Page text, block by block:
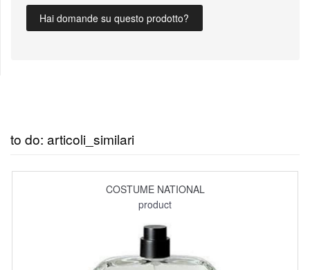
Hai domande su questo prodotto?
to do: articoli_similari
COSTUME NATIONAL
product